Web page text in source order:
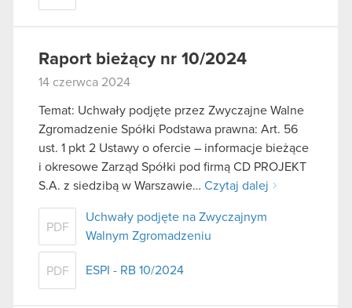
Raport bieżący nr 10/2024
14 czerwca 2024
Temat: Uchwały podjęte przez Zwyczajne Walne
Zgromadzenie Spółki Podstawa prawna: Art. 56
ust. 1 pkt 2 Ustawy o ofercie – informacje bieżące
i okresowe Zarząd Spółki pod firmą CD PROJEKT
S.A. z siedzibą w Warszawie… Czytaj dalej
PDF
Uchwały podjęte na Zwyczajnym
Walnym Zgromadzeniu
PDF ESPI - RB 10/2024